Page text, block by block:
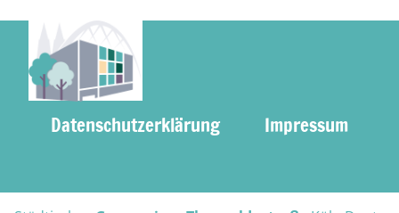
Datenschutzerklärung Impressum